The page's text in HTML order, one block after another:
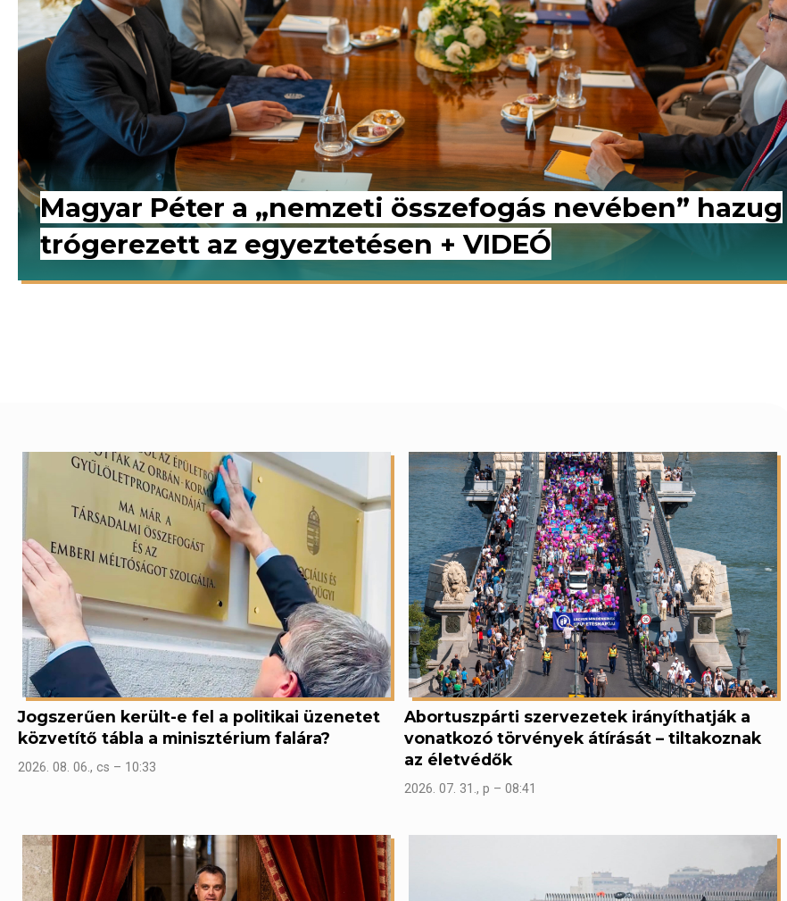
Magyar Péter a „nemzeti összefogás nevében” hazug
trógerezett az egyeztetésen + VIDEÓ
Jogszerűen került-e fel a politikai üzenetet
közvetítő tábla a minisztérium falára?
2026. 08. 06., cs – 10:33
Abortuszpárti szervezetek irányíthatják a
vonatkozó törvények átírását – tiltakoznak
az életvédők
2026. 07. 31., p – 08:41